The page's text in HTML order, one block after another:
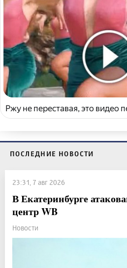
Ржу не переставая, это видео
ПОСЛЕДНИЕ НОВОСТИ
23:31, 7 авг 2026
В Екатеринбурге
центр WB
Новости